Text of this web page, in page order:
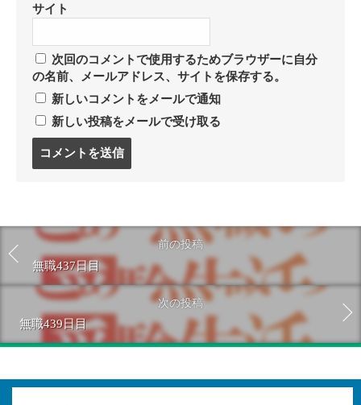
サイト
次回のコメントで使用するためブラウザーに自分
の名前、メールアドレス、サイトを保存する。
新しいコメントをメールで通知
新しい投稿をメールで受け取る
る
前の投稿
無職437日目
次の投稿
無職439日目